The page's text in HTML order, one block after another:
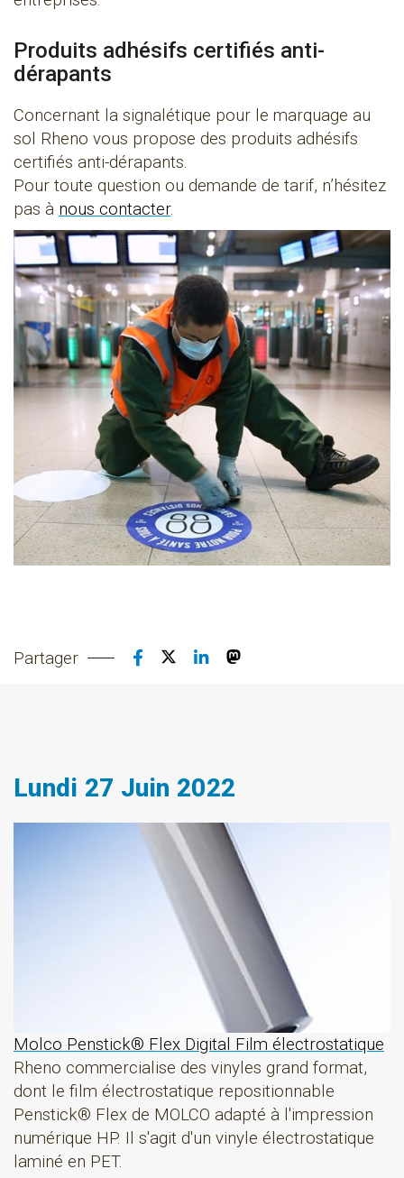
Produits adhésifs certifiés anti-
dérapants
Concernant la signalétique pour le marquage au
sol Rheno vous propose des produits adhésifs
certifiés anti-dérapants.
Pour toute question ou demande de tarif, n’hésitez
pas à nous contacter.
Partager
Lundi 27 Juin 2022
Molco Penstick® Flex Digital Film électrostatique
Rheno commercialise des vinyles grand format,
dont le film électrostatique repositionnable
Penstick® Flex de MOLCO adapté à l'impression
numérique HP. Il s'agit d'un vinyle électrostatique
laminé en PET.